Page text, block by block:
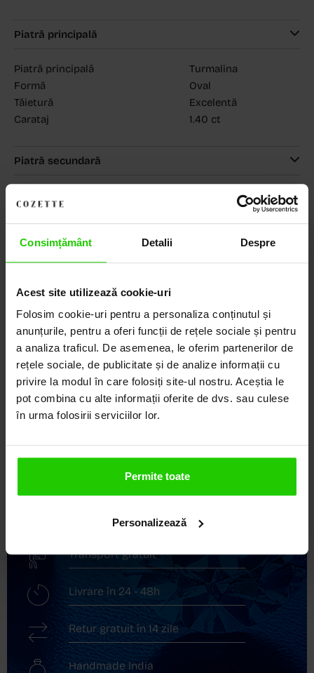
Consimțământ Detalii Despre
Acest site utilizează cookie-uri
Folosim cookie-uri pentru a personaliza conținutul și
anunțurile, pentru a oferi funcții de rețele sociale și pentru
a analiza traficul. De asemenea, le oferim partenerilor de
rețele sociale, de publicitate și de analize informații cu
privire la modul în care folosiți site-ul nostru. Aceștia le
pot combina cu alte informații oferite de dvs. sau culese
în urma folosirii serviciilor lor.
Permite toate
Personalizează
Piatră principală
Piatră principală
Turmalina
Formă
Oval
Tăietură
Excelentă
Carataj
1.40 ct
Piatră secundară
COZETTE - Dorobanți
COZETTE - Sediu central(vezi detalii)
Babilonia, Auchan Dr. Taberei, Bucuresti
Descoperă Lumea COZETTE,
LOCUL UNDE STILUL
DEVINE ARTĂ!
COZETTE este destinația ta de top pentru bijuterii
elegante și rafinate, create cu măiestrie și pasiune.
Ne mândrim cu o vastă experiență în realizarea celor
Descoperă avantajele de a cumpăra!
Livrare în cutie cadou
Transport gratuit
Livrare în 24 - 48h
Retur gratuit în 14 zile
Handmade India